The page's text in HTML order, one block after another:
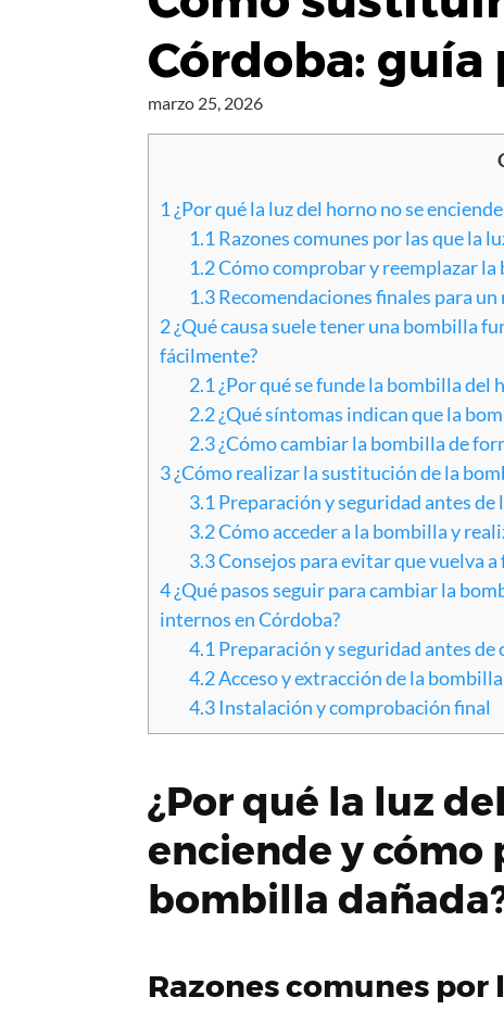
Córdoba:
marzo 25, 2026
1 ¿Por qué la luz del horno no se
1.1 Razones comunes por las que la
1.2Cómo comprobar y reemplazar
1.3Recomendaciones finales para
2¿Qué causa suele tener una bombilla
fácilmente?
2.1 ¿Por qué se funde la bombilla del
2.2¿Qué síntomas indican que la
2.3¿Cómo cambiar la bombilla de
3¿Cómo realizar la sustitución de la
3.1 Preparación y seguridad antes
3.2Cómo acceder a la bombilla y
3.3Consejos para evitar que vuelva
4¿Qué pasos seguir para cambiar la
internos en Córdoba?
4.1 Preparación y seguridad antes de
4.2Acceso y extracción de la bombilla
4.3Instalación y comprobación final
¿Por qué la luz
enciende y cómo
bombilla
Razones comunes por